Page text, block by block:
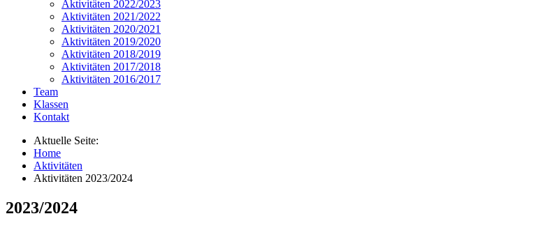
Aktivitäten 2022/2023
Aktivitäten 2021/2022
Aktivitäten 2020/2021
Aktivitäten 2019/2020
Aktivitäten 2018/2019
Aktivitäten 2017/2018
Aktivitäten 2016/2017
Team
Klassen
Kontakt
Aktuelle Seite:
Home
Aktivitäten
Aktivitäten 2023/2024
2023/2024